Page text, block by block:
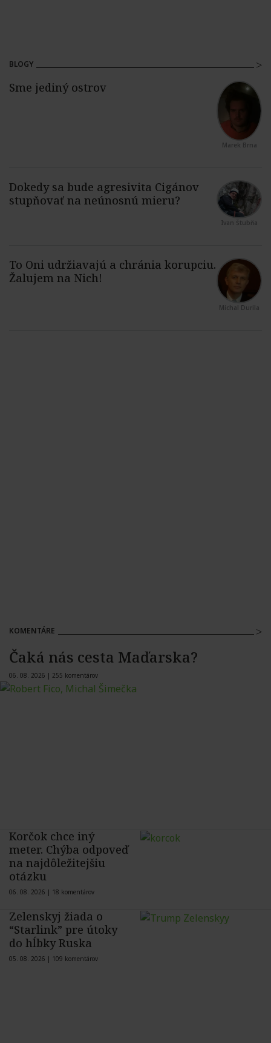
BLOGY
Marek Brna
Ivan Štubňa
Michal Durila
KOMENTÁRE
Čaká nás cesta Maďarska?
06. 08. 2026 | 255 komentárov
Korčok chce iný
meter. Chýba odpoveď
na najdôležitejšiu
otázku
06. 08. 2026 | 18 komentárov
Zelenskyj žiada o
“Starlink” pre útoky
do hĺbky Ruska
05. 08. 2026 | 109 komentárov